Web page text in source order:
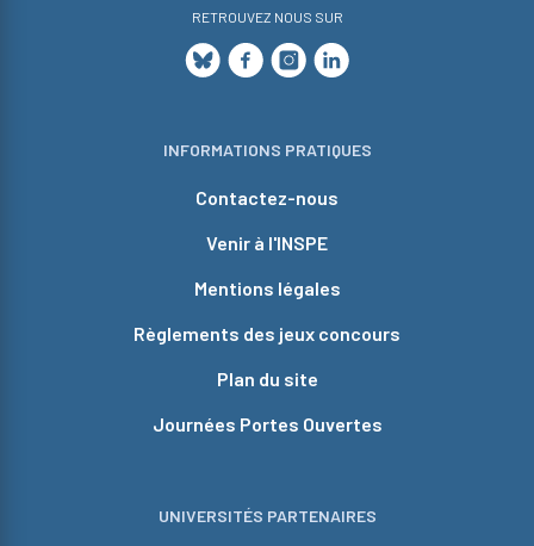
RETROUVEZ NOUS SUR
INFORMATIONS PRATIQUES
Contactez-nous
Venir à l'INSPE
Mentions légales
Règlements des jeux concours
Plan du site
Journées Portes Ouvertes
UNIVERSITÉS PARTENAIRES